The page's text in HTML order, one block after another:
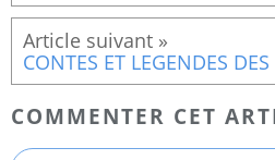
COMMENTER CET